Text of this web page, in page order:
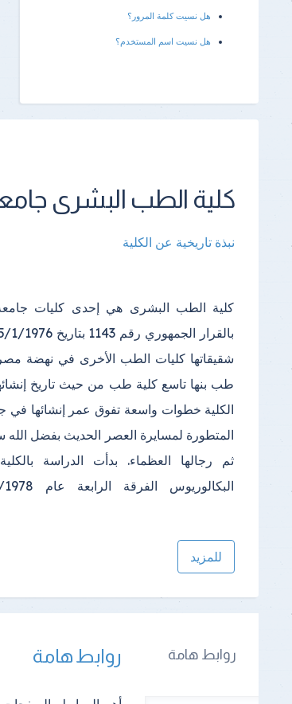
هل نسيت كلمة المرور؟
هل نسيت اسم المستخدم؟
كلية الطب البشرى
نبذة تاريخية عن الكلية
كلية الطب البشرى هي إحدى كليات
شقيقاتها كليات الطب الأخرى في نهضة
طب بنها تاسع كلية طب من حيث تاريخ
الكلية خطوات واسعة تفوق عمر إنشائها في
المتطورة لمسايرة العصر الحديث بفضل الله
ثم رجالها العظماء. بدأت الدراسة
التحويلات للطلاب من أبناء محافظة
1984/1985. قبلت الكلية أول دفعة
1981/1982 وكان عدد الطلاب بتلك الفرقة
في عام 2002/2003 (450 طالبا) واستمر
في مرحلة البكالوريوس حتى اكتملت
للمزيد
روابط هامة روابط هامة